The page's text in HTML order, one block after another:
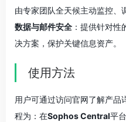
由专家团队全天候主动监控、
数据与邮件安全 ：提供针对性
决方案，保护关键信息资产。
使用方法
用户可通过访问官网了解产品
程为：在Sophos Central平